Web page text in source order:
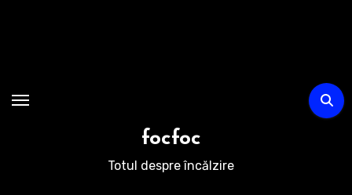
focfoc
Totul despre încălzire